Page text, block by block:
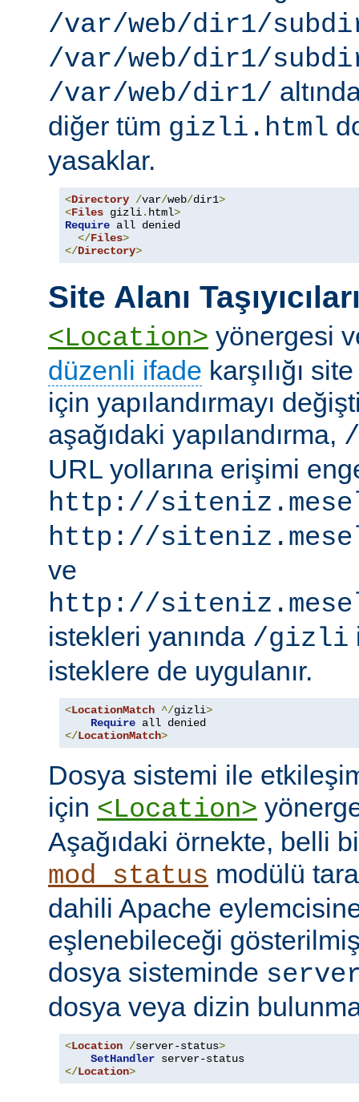
/var/web/dir1/
/var/web/dir1/
/var/web/dir1/
diğer tüm gizli.html
yasaklar.
<Directory /var/web/dir1>
<Files gizli. html>
Require all denied
</Files>
</Directory>
Site Alanı
<Location> yönergesi
düzenli ifade karşılığı
için yapılandırmayı
aşağıdaki yapılandırma,
URL yollarına erişimi
http://
http://
ve
http://
istekleri yanında /gizli
isteklere de uygulanır.
<LocationMatch ^/gizli>
Require
</LocationMatch>
Dosya sistemi ile
için <Location>
Aşağıdaki örnekte, belli
mod_status modülü
dahili Apache
eşlenebileceği
dosya sisteminde
dosya veya dizin
<Location /server-status>
SetHandler
</Location>